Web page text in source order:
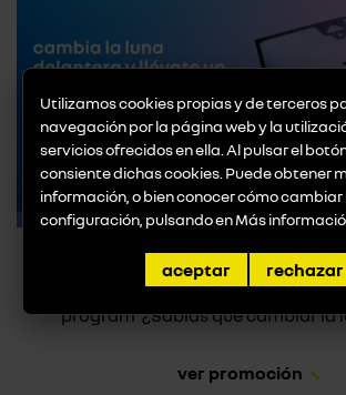
Promoción Luna
Cámbiala y llévate un clean box de
program ¿Sabías que cambiar la
ver promoción
Utilizamos cookies propias y de terceros
navegación por la página web y la
servicios ofrecidos en ella. Al pulsar el
consiente dichas cookies. Puede obtener
información, o bien conocer cómo cambiar
configuración, pulsando enMás
aceptar rechazar